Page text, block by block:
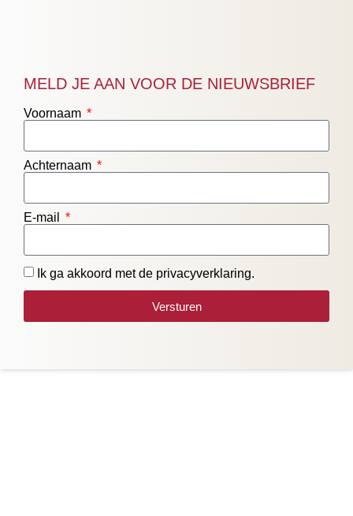
MELD JE AAN VOOR DE NIEUWSBRIEF
Voornaam
Achternaam
E-mail
Ik ga akkoord met de privacyverklaring.
Versturen